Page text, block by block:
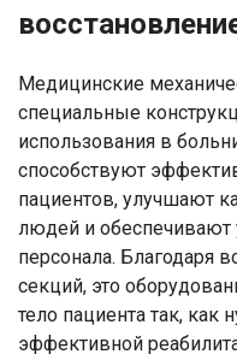
Медицинские
специальные
использования в
способствуют
пациентов, улучшают
людей и
персонала. Благодаря
секций, это
тело пациента так, как
эффективной